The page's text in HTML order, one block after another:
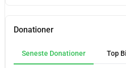
Donationer
Seneste Donationer Top